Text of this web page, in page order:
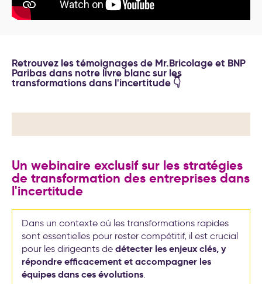
Séminaire d′engagement
stratégique
20 exemples
d’accompagnement IA pour la
transformation de l’entreprise
Retrouvez les témoignages de Mr.Bricolage et BNP
Paribas dans notre livre blanc sur les
transformations dans l'incertitude 👇
Un webinaire exclusif sur les stratégies
de transformation des entreprises dans
l'incertitude
Dans un contexte où les transformations rapides
sont essentielles pour rester compétitif, il est crucial
pour les dirigeants de détecter les enjeux clés, y
répondre efficacement et accompagner les
équipes dans ces évolutions.